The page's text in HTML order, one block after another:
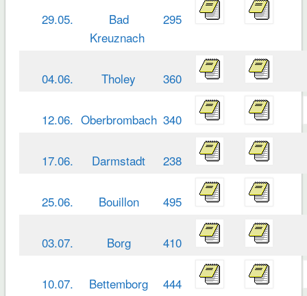
29.05.
Bad
Kreuznach
295
04.06. Tholey 360
12.06. Oberbrombach 340
17.06. Darmstadt 238
25.06. Bouillon 495
03.07. Borg 410
10.07. Bettemborg 444